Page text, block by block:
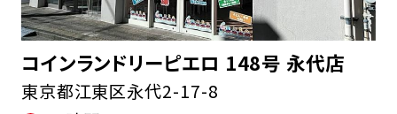
コインランドリーピエロ 148号 永代店
東京都江東区永代2-17-8